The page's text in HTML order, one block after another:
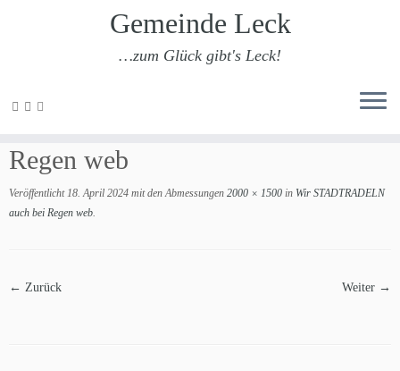
Zum
Gemeinde Leck
…zum Glück gibt's Leck!
Regen web
Veröffentlicht 18. April 2024 mit den Abmessungen 2000 × 1500 in Wir STADTRADELN
auch bei Regen web.
← Zurück Weiter →